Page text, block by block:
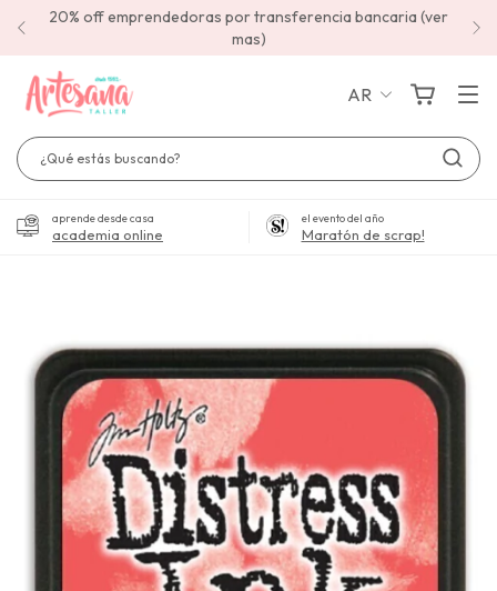
20% off emprendedoras por transferencia bancaria (ver
mas)
AR
aprende desde casa
academia online
el evento del año
Maratón de scrap!